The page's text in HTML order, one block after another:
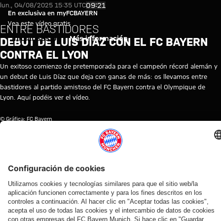
Video: Debut de Luis Díaz con
Reproducir vídeo
En exclusiva en myFCBAYERN
Vea este vídeo gratis
Iniciar sesión Más información
lun., 04/08/2025 15:35 UTC09:21
ENTRE BASTIDORES
DEBUT DE LUIS DÍAZ CON EL FC BAYERN
CONTRA EL LYON
Un exitoso comienzo de pretemporada para el campeón récord alemán y
un debut de Luis Díaz que deja con ganas de más: os llevamos entre
bastidores al partido amistoso del FC Bayern contra el Olympique de
Lyon. Aquí podéis ver el vídeo.
© Gráfica: FC Bayern
TEMAS DE ESTE VÍDEO
BAYERN
TV
DÍAZ
DE
LYON
EQUIPO
VÍDEOS RELACIONADOS
Vídeo
FOOTBALL
Vídeo
EN
VÍDEO
Vídeo
DIFERIDO
Vídeo
AUDI
FOOTBALL
Vídeo
VÍDEO
Rueda
Vídeo
EN
DIFERIDO
Vídeo
PRETEMPORADA
2026/27
Vídeo
Entrevista
AL
TÉRMINO